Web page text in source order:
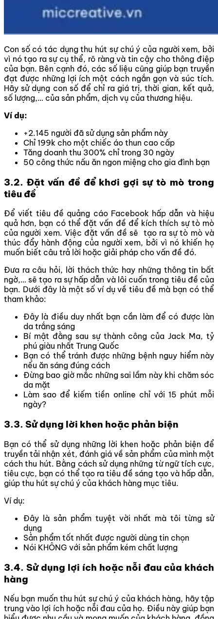
Con số có tác dụng thu hút sự chú ý của người xem, bởi
vì nó tạo ra sự cụ thể, rõ ràng và tin cậy cho thông điệp
của bạn. Bên cạnh đó, các số liệu cũng giúp bạn truyền
đạt được những lợi ích một cách ngắn gọn và súc tích.
Hãy sử dụng con số để chỉ ra giá trị, thời gian, kết quả,
số lượng,… của sản phẩm, dịch vụ của thương hiệu.
Ví dụ:
+2.145 người đã sử dụng sản phẩm này
Chỉ 199k cho một chiếc áo thun cao cấp
Tăng doanh thu 300% chỉ trong 30 ngày
50 công thức nấu ăn ngon miệng cho gia đình bạn
3.2. Đặt vấn đề để khơi gợi sự tò mò trong
tiêu đề
Để viết tiêu đề quảng cáo Facebook hấp dẫn và hiệu
quả hơn, bạn có thể đặt vấn đề để kích thích sự tò mò
của người xem. Việc đặt vấn đề sẽ tạo ra sự tò mò và
thúc đẩy hành động của người xem, bởi vì nó khiến họ
muốn biết câu trả lời hoặc giải pháp cho vấn đề đó.
Đưa ra câu hỏi, lời thách thức hay những thông tin bất
ngờ,… sẽ tạo ra sự hấp dẫn và lôi cuốn trong tiêu đề của
bạn. Dưới đây là một số ví dụ về tiêu đề mà bạn có thể
tham khảo:
Đây là điều duy nhất bạn cần làm để có được làn
da trắng sáng
Bí mật đằng sau sự thành công của Jack Ma, tỷ
phú giàu nhất Trung Quốc
Bạn có thể tránh được những bệnh nguy hiểm này
nếu ăn sáng đúng cách
Đừng bao giờ mắc những sai lầm này khi chăm sóc
da mặt
Làm sao để kiếm tiền online chỉ với 15 phút mỗi
ngày?
3.3. Sử dụng lời khen hoặc phản biện
Bạn có thể sử dụng những lời khen hoặc phản biện để
truyền tải nhận xét, đánh giá về sản phẩm của mình một
cách thu hút. Bằng cách sử dụng những từ ngữ tích cực,
tiêu cực, bạn có thể tạo ra tiêu đề sáng tạo và hấp dẫn,
giúp thu hút sự chú ý của khách hàng mục tiêu.
Ví dụ:
Đây là sản phẩm tuyệt vời nhất mà tôi từng sử
dụng
Sản phẩm tốt nhất được người dùng tin chọn
Nói KHÔNG với sản phẩm kém chất lượng
3.4. Sử dụng lợi ích hoặc nỗi đau của khách
hàng
Nếu bạn muốn thu hút sự chú ý của khách hàng, hãy tập
trung vào lợi ích hoặc nỗi đau của họ. Điều này giúp bạn